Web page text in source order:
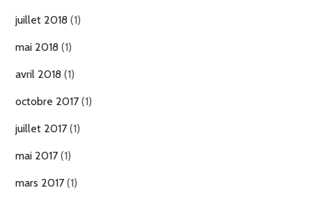
juillet 2018 (1)
mai 2018 (1)
avril 2018 (1)
octobre 2017 (1)
juillet 2017 (1)
mai 2017 (1)
mars 2017 (1)